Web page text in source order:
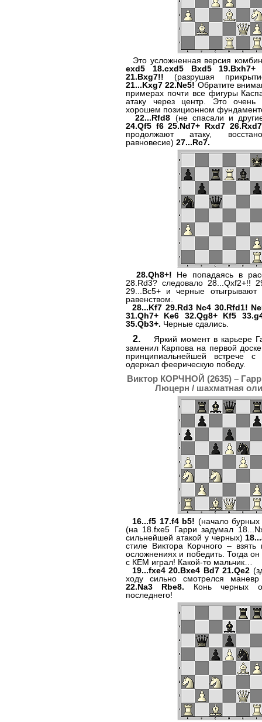
Это усложненная версия
exd5 18.cxd5 Bxd5
21.Bxg7!! (разрушая
21...Kxg7 22.Ne5! Обратите
примерах почти все фигуры
атаку через центр. Это
хорошем позиционном
22...Rfd8 (не спасали и
24.Qf5 f6 25.Nd7+ Rxd7
продолжают атаку,
равновесие) 27...Rc7.
28.Qh8+! Не попадаясь в
28.Rd3? следовало 28...Qxf2+!!
29...Bc5+ и черные
равенством.
28...Kf7 29.Rd3 Nc4 30.Rfd1!
31.Qh7+ Ke6 32.Qg8+ Kf5
35.Qb3+. Черные сдались.
2.
Яркий момент в карьере
заменил Карпова на первой
принципиальнейшей встрече с
одержал феерическую победу.
Виктор КОРЧНОЙ (2635) –
Люцерн / шахматная
16...f5 17.f4 b5! (начало
(на 18.fxe5 Гарри задумал
сильнейшей атакой у черных)
стиле Виктора Корчного – взять
осложнениях и победить. Тогда
с КЕМ играл! Какой-то мальчик…
19...fxe4 20.Bxe4 Bd7 21.Qe2
ходу сильно смотрелся
22.Na3 Rbe8. Конь черных
последнего!